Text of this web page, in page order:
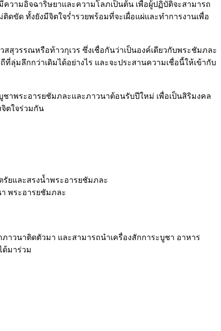
ความอิจฉาริษยาและความโลภเป็นต้น เพื่อผู้ปฏิบัติจะสามารถ
ดขัด ทั้งยังมีจิตใจร่ำรวยพร้อมที่จะเผื่อแผ่และทำการงานเพื่อ
สุวรรณหรือท้าวกุเวร ซึ่งเชื่อกันว่าเป็นองค์เดียวกับพระชัมภละ
ที่ลุ่มลึกกว่าเดิมได้อย่างไร และจะประสานความเชื่อนี้ให้เข้ากับ
าพระอารยชัมภละและภาวนาต้อนรับปีใหม่ เพื่อเป็นสิริมงคล
ตใจร่วมกัน
รัยและสรงน้ำพระอารยชัมภละ
พระอารยชัมภละ
าวนาติดตัวมา และสามารถนำเครื่องสักการะบูชา อาหาร
มาร่วม